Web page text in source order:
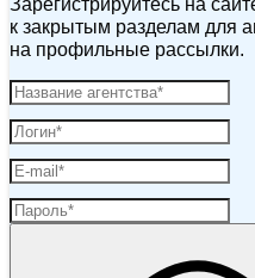
Зарегистрируйтесь на
к закрытым разделам для
на профильные рассылки.